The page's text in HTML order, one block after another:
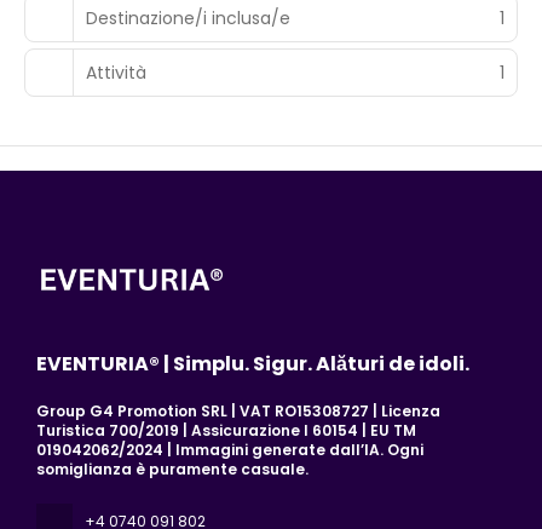
Destinazione/i inclusa/e
1
Attività 1
EVENTURIA® | Simplu. Sigur. Alături de idoli.
Group G4 Promotion SRL | VAT RO15308727 | Licenza
Turistica 700/2019 | Assicurazione I 60154 | EU TM
019042062/2024 | Immagini generate dall’IA. Ogni
somiglianza è puramente casuale.
+4 0740 091 802